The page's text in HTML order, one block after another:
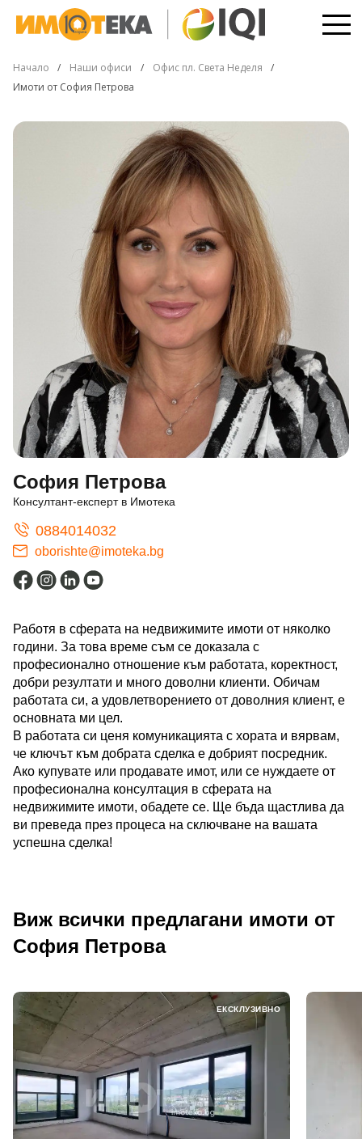
Начало Наши офиси
Офис пл. Света Неделя
Имоти от София Петрова
София Петрова
Консултант-експерт в Имотека
0884014032
oborishte@imoteka.bg
Работя в сферата на недвижимите имоти от няколко
години. За това време съм се доказала с
професионално отношение към работата, коректност,
добри резултати и много доволни клиенти. Обичам
работата си, а удовлетворението от доволния клиент, е
основната ми цел.
В работата си ценя комуникацията с хората и вярвам,
че ключът към добрата сделка е добрият посредник.
Ако купувате или продавате имот, или се нуждаете от
професионална консултация в сферата на
недвижимите имоти, обадете се. Ще бъда щастлива да
ви преведа през процеса на сключване на вашата
успешна сделка!
Виж всички предлагани имоти от
София Петрова
ЕКСКЛУЗИВНО